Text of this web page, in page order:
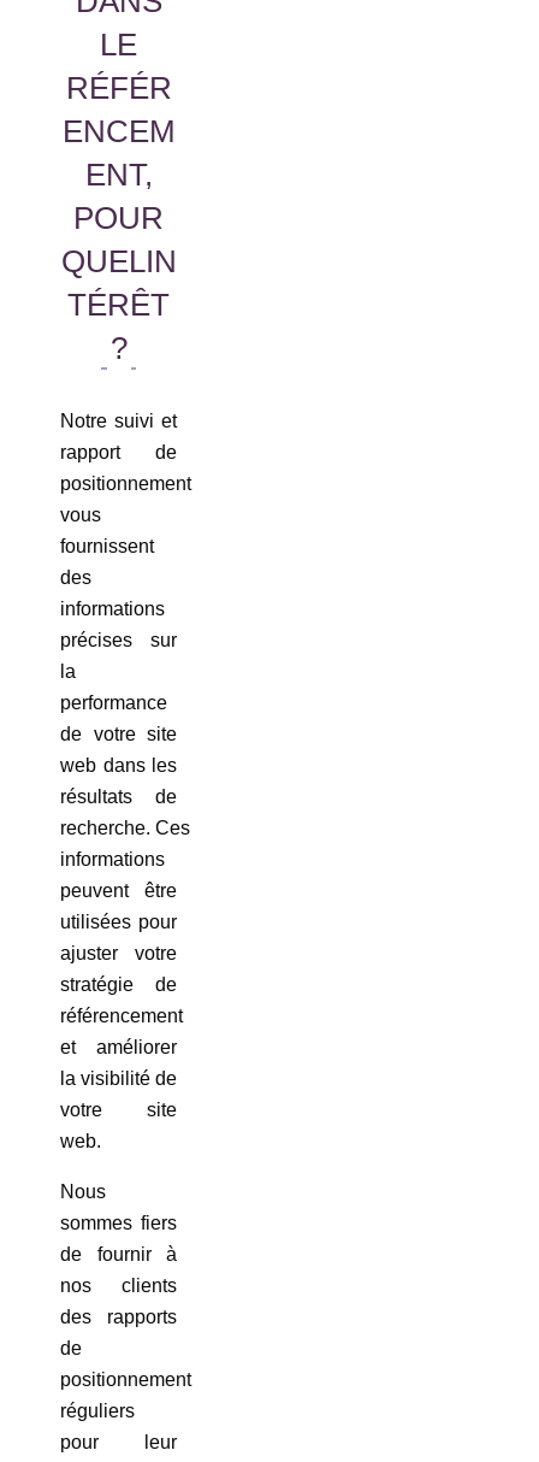
LE
RÉFÉR
ENCEM
ENT,
POUR
QUELIN
TÉRÊT
?
Notre suivi et
rapport de
positionnement
vous
fournissent
des
informations
précises sur
la
performance
de votre site
web dans les
résultats de
recherche. Ces
informations
peuvent être
utilisées pour
ajuster votre
stratégie de
référencement
et améliorer
la visibilité de
votre site
web.
Nous
sommes fiers
de fournir à
nos clients
des rapports
de
positionnement
réguliers
pour leur